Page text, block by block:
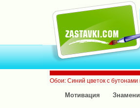
Обои: Синий цветок с бутонами
Мотивация